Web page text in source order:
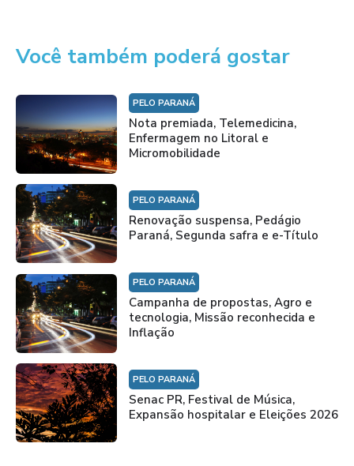
Você também poderá gostar
PELO PARANÁ
Nota premiada, Telemedicina,
Enfermagem no Litoral e
Micromobilidade
PELO PARANÁ
Renovação suspensa, Pedágio
Paraná, Segunda safra e e-Título
PELO PARANÁ
Campanha de propostas, Agro e
tecnologia, Missão reconhecida e
Inflação
PELO PARANÁ
Senac PR, Festival de Música,
Expansão hospitalar e Eleições 2026